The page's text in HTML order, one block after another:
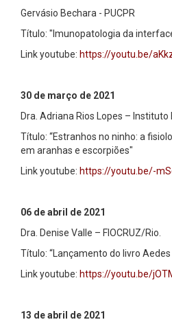
Gervásio Bechara - PUCPR
Título: "Imunopatologia da
Link youtube: https://youtu.be/
30 de março de 2021
Dra. Adriana Rios Lopes – Instituto
Título: “Estranhos no ninho: a
em aranhas e escorpiões"
Link youtube: https://youtu.be/-
06 de abril de 2021
Dra. Denise Valle – FIOCRUZ/Rio.
Título: “Lançamento do livro Aedes
Link youtube: https://youtu.be/
13 de abril de 2021